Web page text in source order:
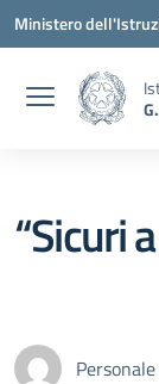
Vai ai contenuti
Vai al menu di
Vai al footer
Ministero
“Sicuri